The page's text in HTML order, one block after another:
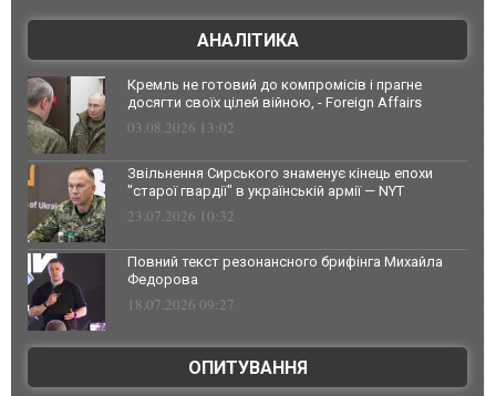
АНАЛІТИКА
Кремль не готовий до компромісів і прагне
досягти своїх цілей війною, - Foreign Affairs
03.08.2026 13:02
Звільнення Сирського знаменує кінець епохи
"старої гвардії" в українській армії — NYT
23.07.2026 10:32
Повний текст резонансного брифінга Михайла
Федорова
18.07.2026 09:27
ОПИТУВАННЯ